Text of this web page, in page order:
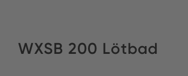
WXSB 200 Lötbad